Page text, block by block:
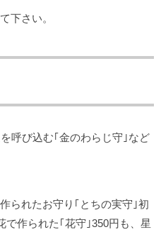
下さい。
呼び込む｢金のわらじ守｣など
られたお守り｢とちの実守｣初
で作られた｢花守｣350円も、星